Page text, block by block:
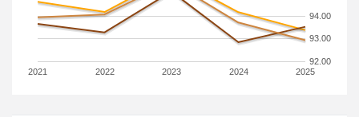
2021 2022 2023 2024 2025
92.00
93.00
94.00